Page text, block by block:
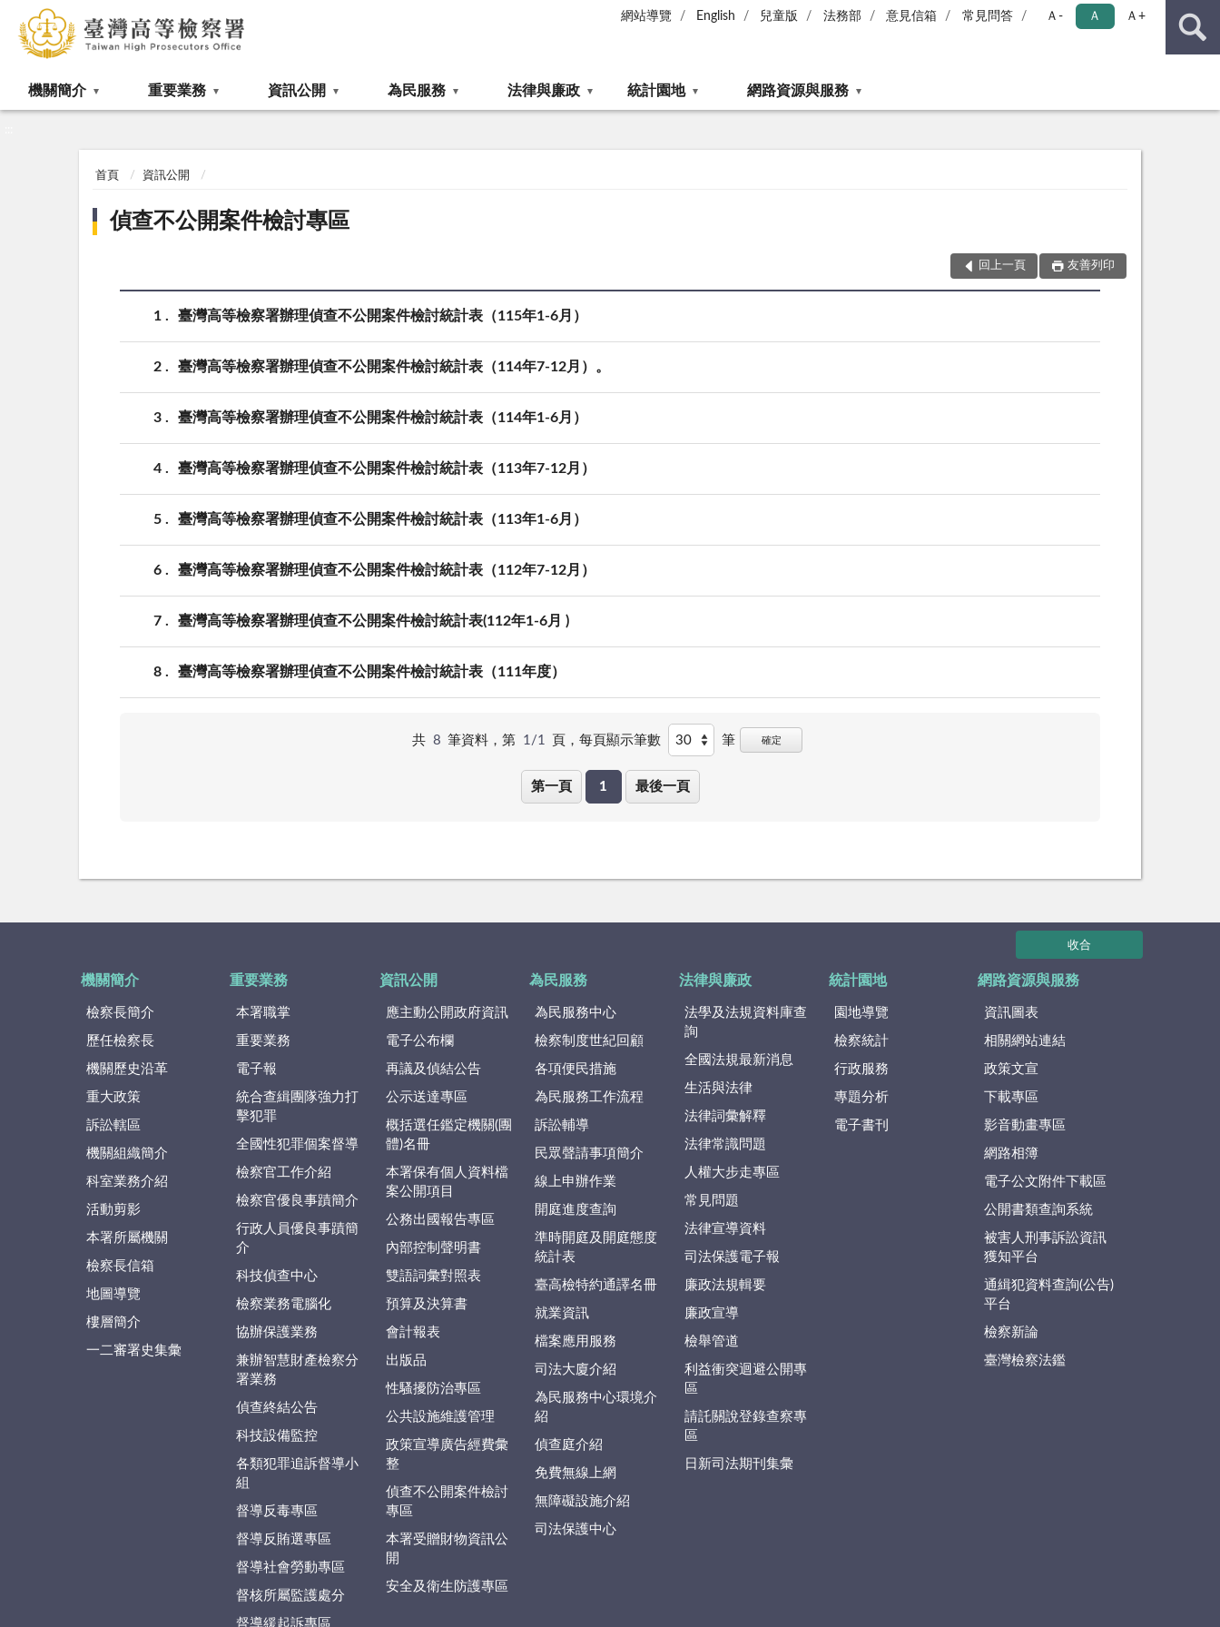
網站導覽 English 兒童版 法務部 意見信箱 常見問答 Ａ- Ａ Ａ+
機關簡介 重要業務 資訊公開 為民服務 法律與廉政 統計園地 網路資源與服務
首頁 資訊公開
偵查不公開案件檢討專區
回上一頁 友善列印
1 臺灣高等檢察署辦理偵查不公開案件檢討統計表（115年1-6月）
2 臺灣高等檢察署辦理偵查不公開案件檢討統計表（114年7-12月）。
3 臺灣高等檢察署辦理偵查不公開案件檢討統計表（114年1-6月）
4 臺灣高等檢察署辦理偵查不公開案件檢討統計表（113年7-12月）
5 臺灣高等檢察署辦理偵查不公開案件檢討統計表（113年1-6月）
6 臺灣高等檢察署辦理偵查不公開案件檢討統計表（112年7-12月）
7 臺灣高等檢察署辦理偵查不公開案件檢討統計表(112年1-6月 )
8 臺灣高等檢察署辦理偵查不公開案件檢討統計表（111年度）
共 8 筆資料，第 1/1 頁，每頁顯示筆數 筆 確定
第一頁 1 最後一頁
收合
機關簡介
檢察長簡介
歷任檢察長
機關歷史沿革
重大政策
訴訟轄區
機關組織簡介
科室業務介紹
活動剪影
本署所屬機關
檢察長信箱
地圖導覽
樓層簡介
一二審署史集彙
重要業務
本署職掌
重要業務
電子報
統合查緝團隊強力打
擊犯罪
全國性犯罪個案督導
檢察官工作介紹
檢察官優良事蹟簡介
行政人員優良事蹟簡
介
科技偵查中心
檢察業務電腦化
協辦保護業務
兼辦智慧財產檢察分
署業務
偵查終結公告
科技設備監控
各類犯罪追訴督導小
組
督導反毒專區
督導反賄選專區
督導社會勞動專區
督核所屬監護處分
督導緩起訴專區
資訊公開
應主動公開政府資訊
電子公布欄
再議及偵結公告
公示送達專區
概括選任鑑定機關(團
體)名冊
本署保有個人資料檔
案公開項目
公務出國報告專區
內部控制聲明書
雙語詞彙對照表
預算及決算書
會計報表
出版品
性騷擾防治專區
公共設施維護管理
政策宣導廣告經費彙
整
偵查不公開案件檢討
專區
本署受贈財物資訊公
開
安全及衛生防護專區
為民服務
為民服務中心
檢察制度世紀回顧
各項便民措施
為民服務工作流程
訴訟輔導
民眾聲請事項簡介
線上申辦作業
開庭進度查詢
準時開庭及開庭態度
統計表
臺高檢特約通譯名冊
就業資訊
檔案應用服務
司法大廈介紹
為民服務中心環境介
紹
偵查庭介紹
免費無線上網
無障礙設施介紹
司法保護中心
法律與廉政
法學及法規資料庫查
詢
全國法規最新消息
生活與法律
法律詞彙解釋
法律常識問題
人權大步走專區
常見問題
法律宣導資料
司法保護電子報
廉政法規輯要
廉政宣導
檢舉管道
利益衝突迴避公開專
區
請託關說登錄查察專
區
日新司法期刊集彙
統計園地
園地導覽
檢察統計
行政服務
專題分析
電子書刊
網路資源與服務
資訊圖表
相關網站連結
政策文宣
下載專區
影音動畫專區
網路相簿
電子公文附件下載區
公開書類查詢系統
被害人刑事訴訟資訊
獲知平台
通緝犯資料查詢(公告)
平台
檢察新論
臺灣檢察法鑑